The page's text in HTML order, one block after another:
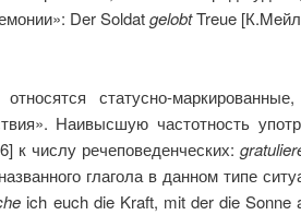
Der SoldatgelobtTreue
статусно-маркированные,
Наивысшую частотность
к числу речеповеденческих:
глагола в данном типе
ich euch die Kraft, mit der die Sonne